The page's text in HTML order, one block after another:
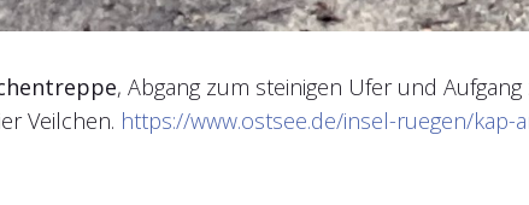
, Abgang zum steinigen Ufer und
Veilchen. https://www.ostsee.de/insel-ruegen/kap-